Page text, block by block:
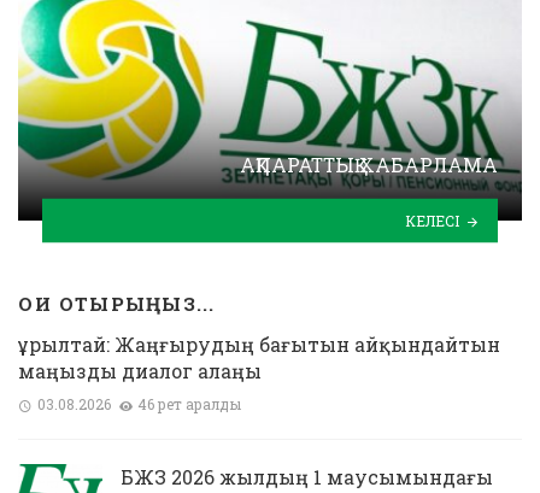
АҚПАРАТТЫҚ ХАБАРЛАМА
КЕЛЕСІ
ОҚИ ОТЫРЫҢЫЗ...
Құрылтай: Жаңғырудың бағытын айқындайтын
маңызды диалог алаңы
03.08.2026 46 рет қаралды
БЖЗҚ 2026 жылдың 1 маусымындағы